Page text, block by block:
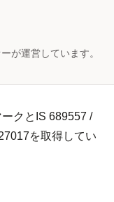
が運営しています。
クとIS 689557 /
を取得してい